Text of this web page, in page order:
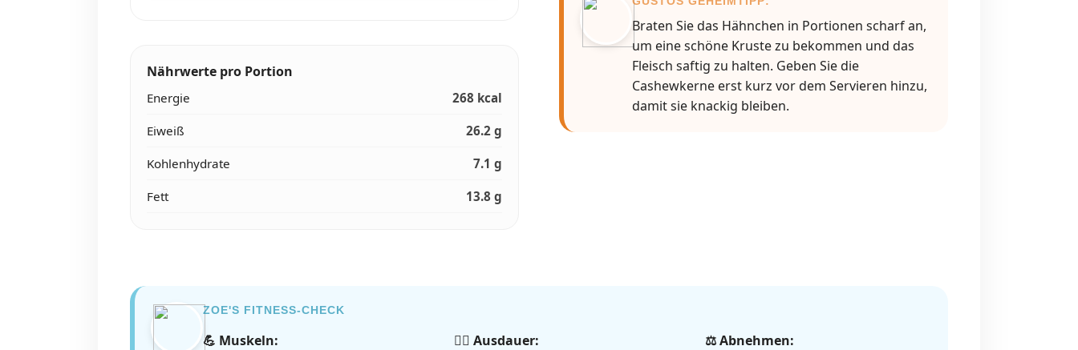
Nährwerte pro Portion
Energie 268 kcal
Eiweiß 26.2 g
Kohlenhydrate 7.1 g
Fett 13.8 g
Braten Sie das Hähnchen in Portionen scharf an,
um eine schöne Kruste zu bekommen und das
Fleisch saftig zu halten. Geben Sie die
Cashewkerne erst kurz vor dem Servieren hinzu,
damit sie knackig bleiben.
ZOE'S FITNESS-CHECK
💪 Muskeln: 🏃‍♀️ Ausdauer: ⚖️ Abnehmen: